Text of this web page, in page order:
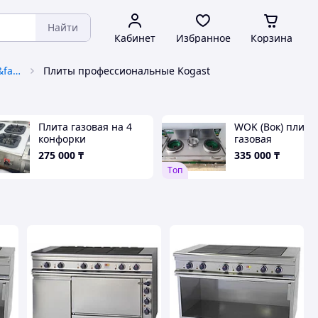
Найти
Кабинет Избранное Корзина
Тепловое оборудование horeca&fast-food Плиты профессиональные Kogast
Плита газовая на 4
конфорки
275 000 ₸
Tоп
WOK (Вок) плита
газовая
промышленная
конфорочная.
335 000 ₸